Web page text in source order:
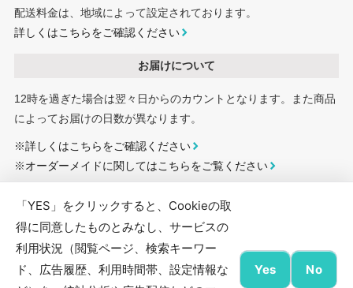
配送料金は、地域によって設定されております。
詳しくはこちらをご確認ください
お届けについて
12時を過ぎた場合は翌々日からのカウントとなります。また商品
によってお届けの日数が異なります。
※詳しくはこちらをご確認ください
※オーダーメイドに関してはこちらをご覧ください
OPP袋の印刷通販サイト コトナラは、24時間「注文」「入稿」を受け付けていま
す。
フィルム封筒や手提げ袋をはじめとした、フィルム素材の袋に「ロゴマーク・ブラ
ンド名・商品写真・キャラクター」など、フルカラー印刷にて対応し、「小ロッ
ト・短納期・低価格・高品質」を実現しています。
「YES」をクリックすると、Cookieの取
得に同意したものとみなし、サービスの
利用状況（閲覧ページ、検索キーワー
ド、広告履歴、利用時間帯、設定情報な
Yes No